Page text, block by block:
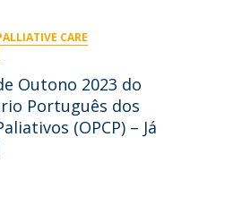
CARE
Outono 2023 do
Português dos
(OPCP) – Já